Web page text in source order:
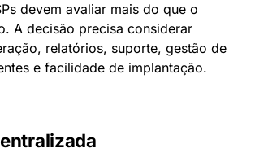
devem avaliar mais do que o
A decisão precisa considerar
relatórios, suporte, gestão de
e facilidade de implantação.